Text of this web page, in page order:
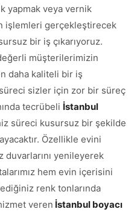
yapmak veya vernik
işlemleri gerçekleştirecek
bir iş çıkarıyoruz.
müşterilerimizin
daha kaliteli bir iş
sizler için zor bir süreç
tecrübeli İstanbul
süreci kusursuz bir şekilde
Özellikle evini
yenileyerek
hem evin içerisini
renk tonlarında
veren İstanbul boyacı